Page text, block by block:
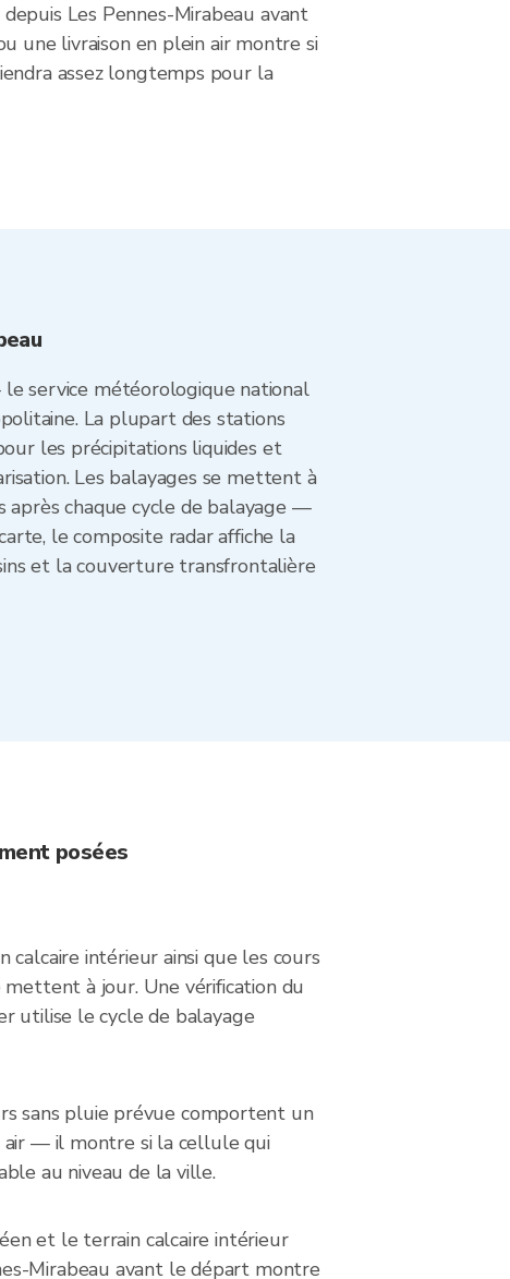
Les Pennes-Mirabeau avant
une livraison en plein air montre si
assez longtemps pour la
service météorologique national
La plupart des stations
les précipitations liquides et
Les balayages se mettent à
chaque cycle de balayage —
le composite radar affiche la
et la couverture transfrontalière
posées
intérieur ainsi que les cours
à jour. Une vérification du
utilise le cycle de balayage
sans pluie prévue comportent un
air — il montre si la cellule qui
au niveau de la ville.
et le terrain calcaire intérieur
Mirabeau avant le départ montre